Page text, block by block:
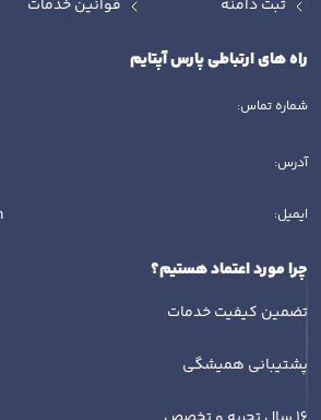
ثبت دامنه
قوانین خدمات
راه های ارتباطی پارس آپتایم
شماره تماس:
آدرس:
ایمیل:
چرا مورد اعتماد هستیم؟
تضمین کیفیت خدمات
پشتیبانی همیشگی